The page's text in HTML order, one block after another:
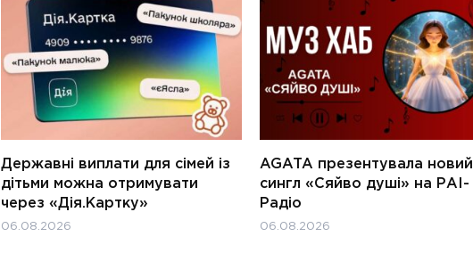
Державні виплати для сімей із
дітьми можна отримувати
через «Дія.Картку»
06.08.2026
AGATA презентувала новий
сингл «Сяйво душі» на РАІ-
Радіо
06.08.2026